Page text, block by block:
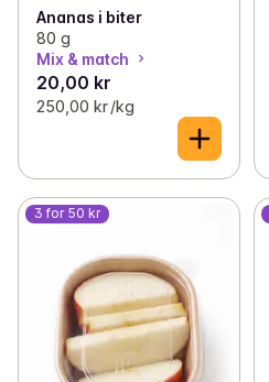
Ananas i biter
80 g
Mix & match
20,00 kr
250,00 kr /kg
3 for 50 kr